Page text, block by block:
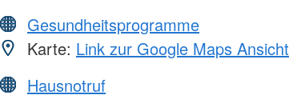
Gesundheitsprogramme
Karte: Link zur Google Maps Ansicht
Hausnotruf